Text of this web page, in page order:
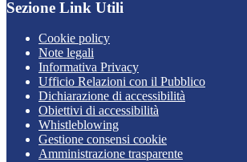
Sezione Link Utili
Cookie policy
Note legali
Informativa Privacy
Ufficio Relazioni con il Pubblico
Dichiarazione di accessibilità
Obiettivi di accessibilità
Whistleblowing
Gestione consensi cookie
Amministrazione trasparente